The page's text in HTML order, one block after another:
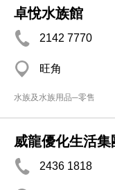
卓悅水族館
2142 7770
旺角
水族及水族用品─零售
威龍優化生活集
2436 1818